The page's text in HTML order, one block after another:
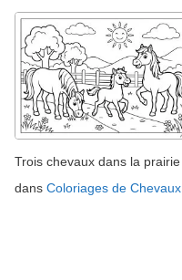
Trois chevaux dans la prairie
dans Coloriages de Chevaux